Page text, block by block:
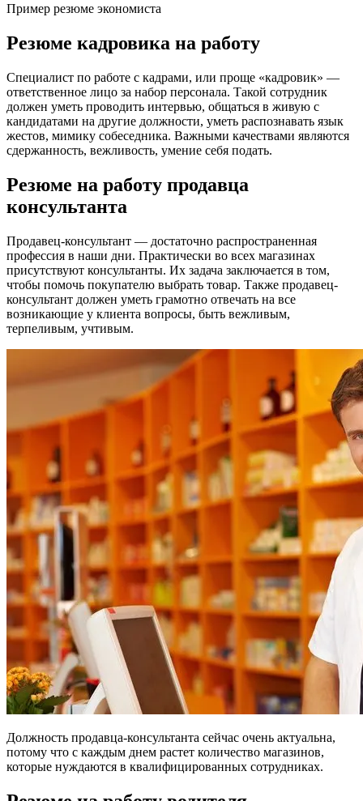
Пример резюме экономиста
Резюме кадровика на работу
Специалист по работе с кадрами, или проще «кадровик» —
ответственное лицо за набор персонала. Такой сотрудник
должен уметь проводить интервью, общаться в живую с
кандидатами на другие должности, уметь распознавать язык
жестов, мимику собеседника. Важными качествами являются
сдержанность, вежливость, умение себя подать.
Резюме на работу продавца
консультанта
Продавец-консультант — достаточно распространенная
профессия в наши дни. Практически во всех магазинах
присутствуют консультанты. Их задача заключается в том,
чтобы помочь покупателю выбрать товар. Также продавец-
консультант должен уметь грамотно отвечать на все
возникающие у клиента вопросы, быть вежливым,
терпеливым, учтивым.
Должность продавца-консультанта сейчас очень актуальна,
потому что с каждым днем растет количество магазинов,
которые нуждаются в квалифицированных сотрудниках.